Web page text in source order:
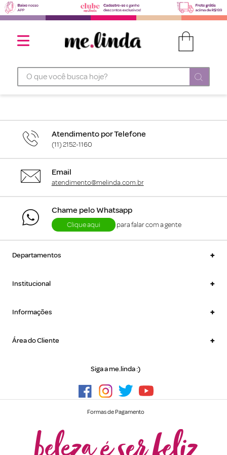
O que você busca hoje?
Atendimento por Telefone
(11) 2152-1160
Email
atendimento@melinda.com.br
Chame pelo Whatsapp
Clique aqui para falar com a gente
Departamentos +
Institucional +
Informações +
Área do Cliente +
Siga a me.linda :)
Formas de Pagamento